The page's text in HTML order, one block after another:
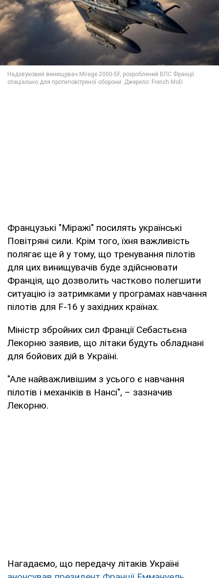
Французькі "Міражі" посилять українські
Повітряні сили. Крім того, їхня важливість
полягає ще й у тому, що тренування пілотів
для цих винищувачів буде здійснювати
Франція, що дозволить частково полегшити
ситуацію із затримками у програмах навчання
пілотів для F-16 у західних країнах.
Міністр збройних сил Франції Себастьєна
Лекорню заявив, що літаки будуть обладнані
для бойових дій в Україні.
"Але найважливішим з усього є навчання
пілотів і механіків в Нансі", – зазначив
Лекорню.
Нагадаємо, що передачу літаків Україні